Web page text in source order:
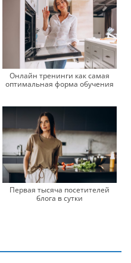
Онлайн тренинги как самая
оптимальная форма обучения
Первая тысяча посетителей
блога в сутки